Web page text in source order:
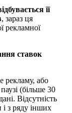
її
, зараз ця
рекламної
ставок
рекламу, або
(більше 30
Відсутність
з ряду інших